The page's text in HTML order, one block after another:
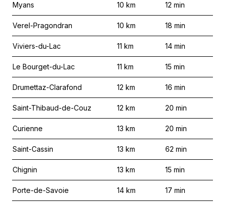
Myans 10 km 12 min
Verel-Pragondran 10 km 18 min
Viviers-du-Lac 11 km 14 min
Le Bourget-du-Lac 11 km 15 min
Drumettaz-Clarafond 12 km 16 min
Saint-Thibaud-de-Couz 12 km 20 min
Curienne 13 km 20 min
Saint-Cassin 13 km 62 min
Chignin 13 km 15 min
Porte-de-Savoie 14 km 17 min